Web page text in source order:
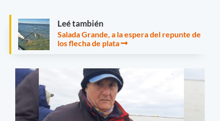
Leé también
Salada Grande, a la espera del repunte de
los flecha de plata